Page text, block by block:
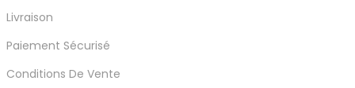
Livraison
Paiement Sécurisé
Conditions De Vente